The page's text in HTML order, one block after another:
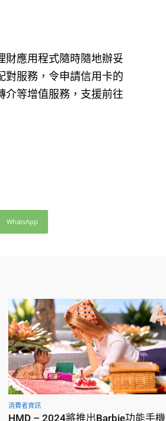
財應用程式隨時隨地辦妥
對服務，令申請信用卡的
介等增值服務，支援前往
WhatsApp
消費者資訊
HMD – 2024將推出Barbie功能手機